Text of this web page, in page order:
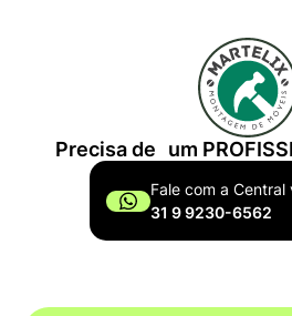
Precisa de um
Fale com a Central
31 9 9230-6562